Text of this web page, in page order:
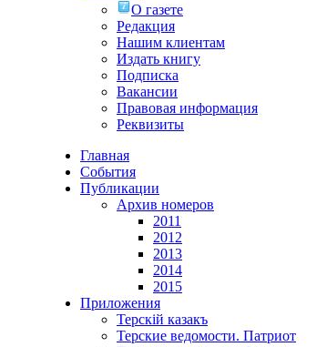
О газете
Редакция
Нашим клиентам
Издать книгу
Подписка
Вакансии
Правовая информация
Реквизиты
Главная
События
Публикации
Архив номеров
2011
2012
2013
2014
2015
Приложения
Терскiй казакъ
Терские ведомости. Патриот